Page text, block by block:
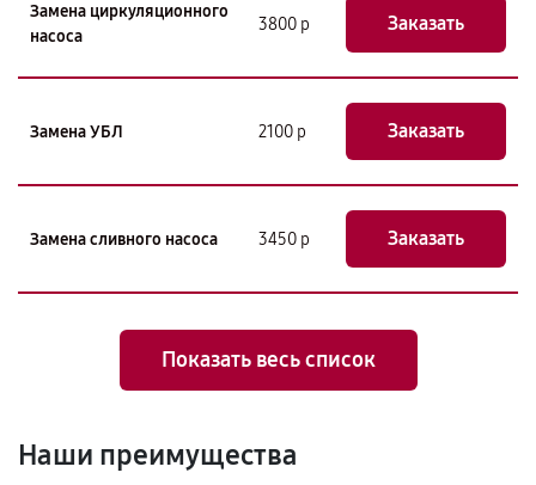
Замена циркуляционного
насоса
3800 р Заказать
Замена УБЛ 2100 р Заказать
Замена сливного насоса 3450 р Заказать
Показать весь список
Наши преимущества